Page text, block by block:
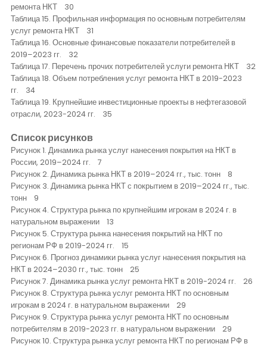
ремонта НКТ 30
Таблица 15. Профильная информация по основным потребителям
услуг ремонта НКТ 31
Таблица 16. Основные финансовые показатели потребителей в
2019–2023 гг. 32
Таблица 17. Перечень прочих потребителей услуги ремонта НКТ 32
Таблица 18. Объем потребления услуг ремонта НКТ в 2019-2023
гг. 34
Таблица 19. Крупнейшие инвестиционные проекты в нефтегазовой
отрасли, 2023-2024 гг. 35
Список рисунков
Рисунок 1. Динамика рынка услуг нанесения покрытия на НКТ в
России, 2019–2024 гг. 7
Рисунок 2. Динамика рынка НКТ в 2019–2024 гг., тыс. тонн 8
Рисунок 3. Динамика рынка НКТ с покрытием в 2019–2024 гг., тыс.
тонн 9
Рисунок 4. Структура рынка по крупнейшим игрокам в 2024 г. в
натуральном выражении 13
Рисунок 5. Структура рынка нанесения покрытий на НКТ по
регионам РФ в 2019-2024 гг. 15
Рисунок 6. Прогноз динамики рынка услуг нанесения покрытия на
НКТ в 2024–2030 гг., тыс. тонн 25
Рисунок 7. Динамика рынка услуг ремонта НКТ в 2019-2024 гг. 26
Рисунок 8. Структура рынка услуг ремонта НКТ по основным
игрокам в 2024 г. в натуральном выражении 29
Рисунок 9. Структура рынка услуг ремонта НКТ по основным
потребителям в 2019-2023 гг. в натуральном выражении 29
Рисунок 10. Структура рынка услуг ремонта НКТ по регионам РФ в